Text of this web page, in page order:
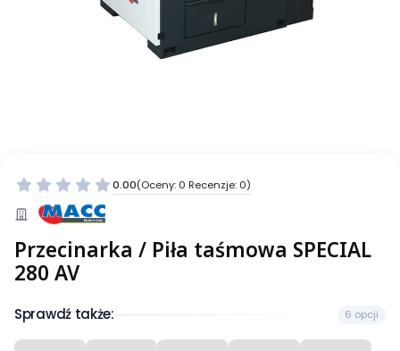
0.00(Oceny: 0 Recenzje: 0)
Przecinarka / Piła taśmowa SPECIAL
280 AV
Sprawdź także: 6 opcji